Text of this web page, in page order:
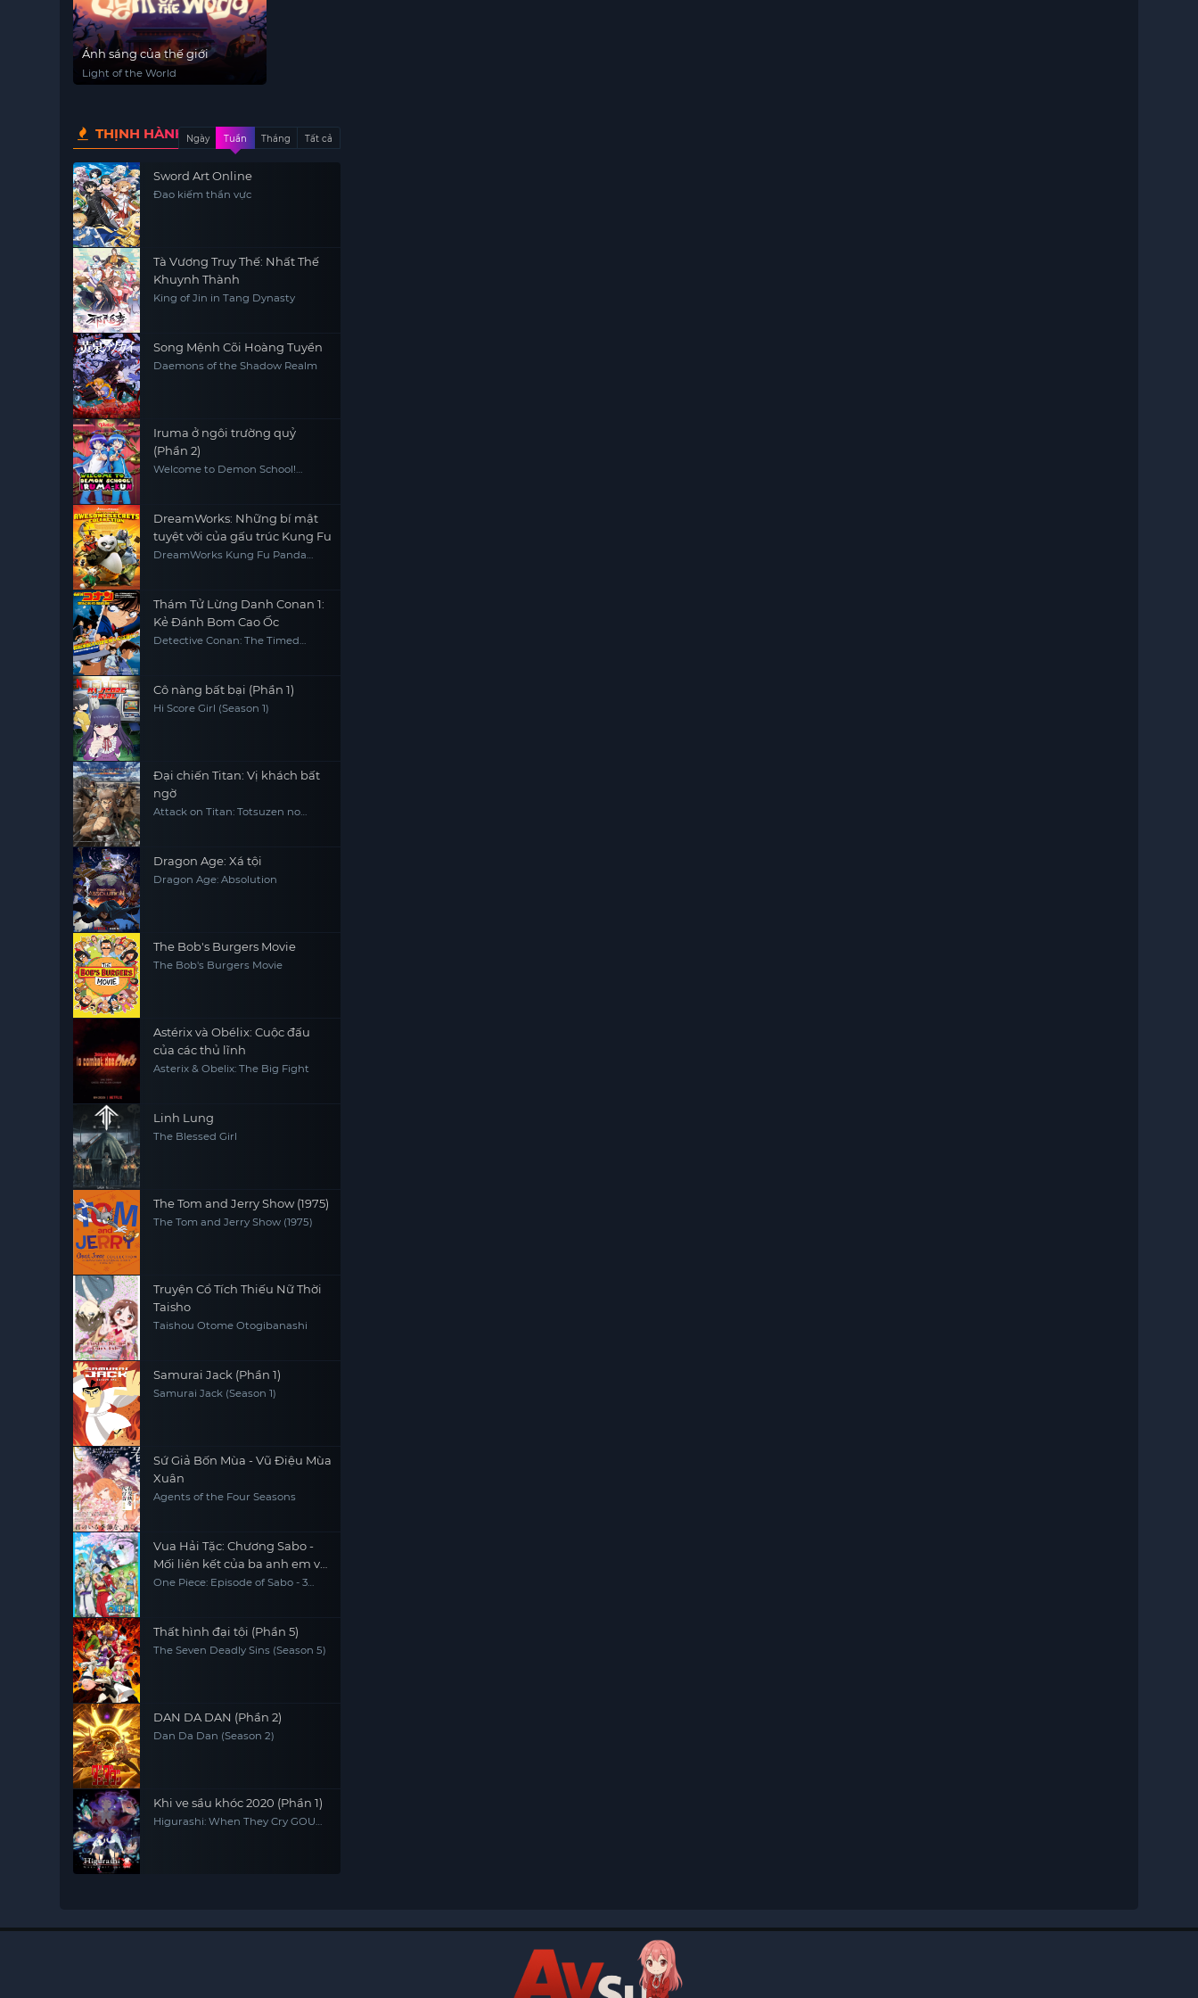
Ánh sáng của thế giới
Light of the World
THỊNH HÀNHNgày Tuần Tháng Tất cả
Sword Art Online
Đao kiếm thần vực
Tà Vương Truy Thế: Nhất Thế
Khuynh Thành
King of Jin in Tang Dynasty
Song Mệnh Cõi Hoàng Tuyền
Daemons of the Shadow Realm
Iruma ở ngôi trường quỷ
(Phần 2)
Welcome to Demon School!
DreamWorks: Những bí mật
tuyệt vời của gấu trúc Kung Fu
DreamWorks Kung Fu Panda
Thám Tử Lừng Danh Conan 1:
Kẻ Đánh Bom Cao Ốc
Detective Conan: The Timed
Cô nàng bất bại (Phần 1)
Hi Score Girl (Season 1)
Đại chiến Titan: Vị khách bất
ngờ
Attack on Titan: Totsuzen no
Dragon Age: Xá tội
Dragon Age: Absolution
The Bob's Burgers Movie
The Bob's Burgers Movie
Astérix và Obélix: Cuộc đấu
của các thủ lĩnh
Asterix & Obelix: The Big Fight
Linh Lung
The Blessed Girl
The Tom and Jerry Show (1975)
The Tom and Jerry Show (1975)
Truyện Cổ Tích Thiếu Nữ Thời
Taisho
Taishou Otome Otogibanashi
Samurai Jack (Phần 1)
Samurai Jack (Season 1)
Sứ Giả Bốn Mùa - Vũ Điệu Mùa
Xuân
Agents of the Four Seasons
Vua Hải Tặc: Chương Sabo -
Mối liên kết của ba anh em và
ý chí được kế thừa
One Piece: Episode of Sabo - 3
Brothers' Bonds, Miracle Reunion
and Inherited Will
Thất hình đại tội (Phần 5)
The Seven Deadly Sins (Season 5)
DAN DA DAN (Phần 2)
Dan Da Dan (Season 2)
Khi ve sầu khóc 2020 (Phần 1)
Higurashi: When They Cry GOU